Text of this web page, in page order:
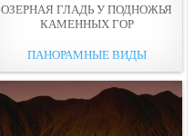
ОЗЕРНАЯ ГЛАДЬ У ПОДНОЖЬЯ
КАМЕННЫХ ГОР
ПАНОРАМНЫЕ ВИДЫ